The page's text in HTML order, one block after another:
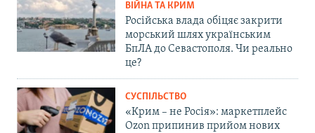
ВІЙНА ТА КРИМ
Російська влада обіцяє закрити
морський шлях українським
БпЛА до Севастополя. Чи реально
це?
СУСПІЛЬСТВО
«Крим – не Росія»: маркетплейс
Ozon припинив прийом нових